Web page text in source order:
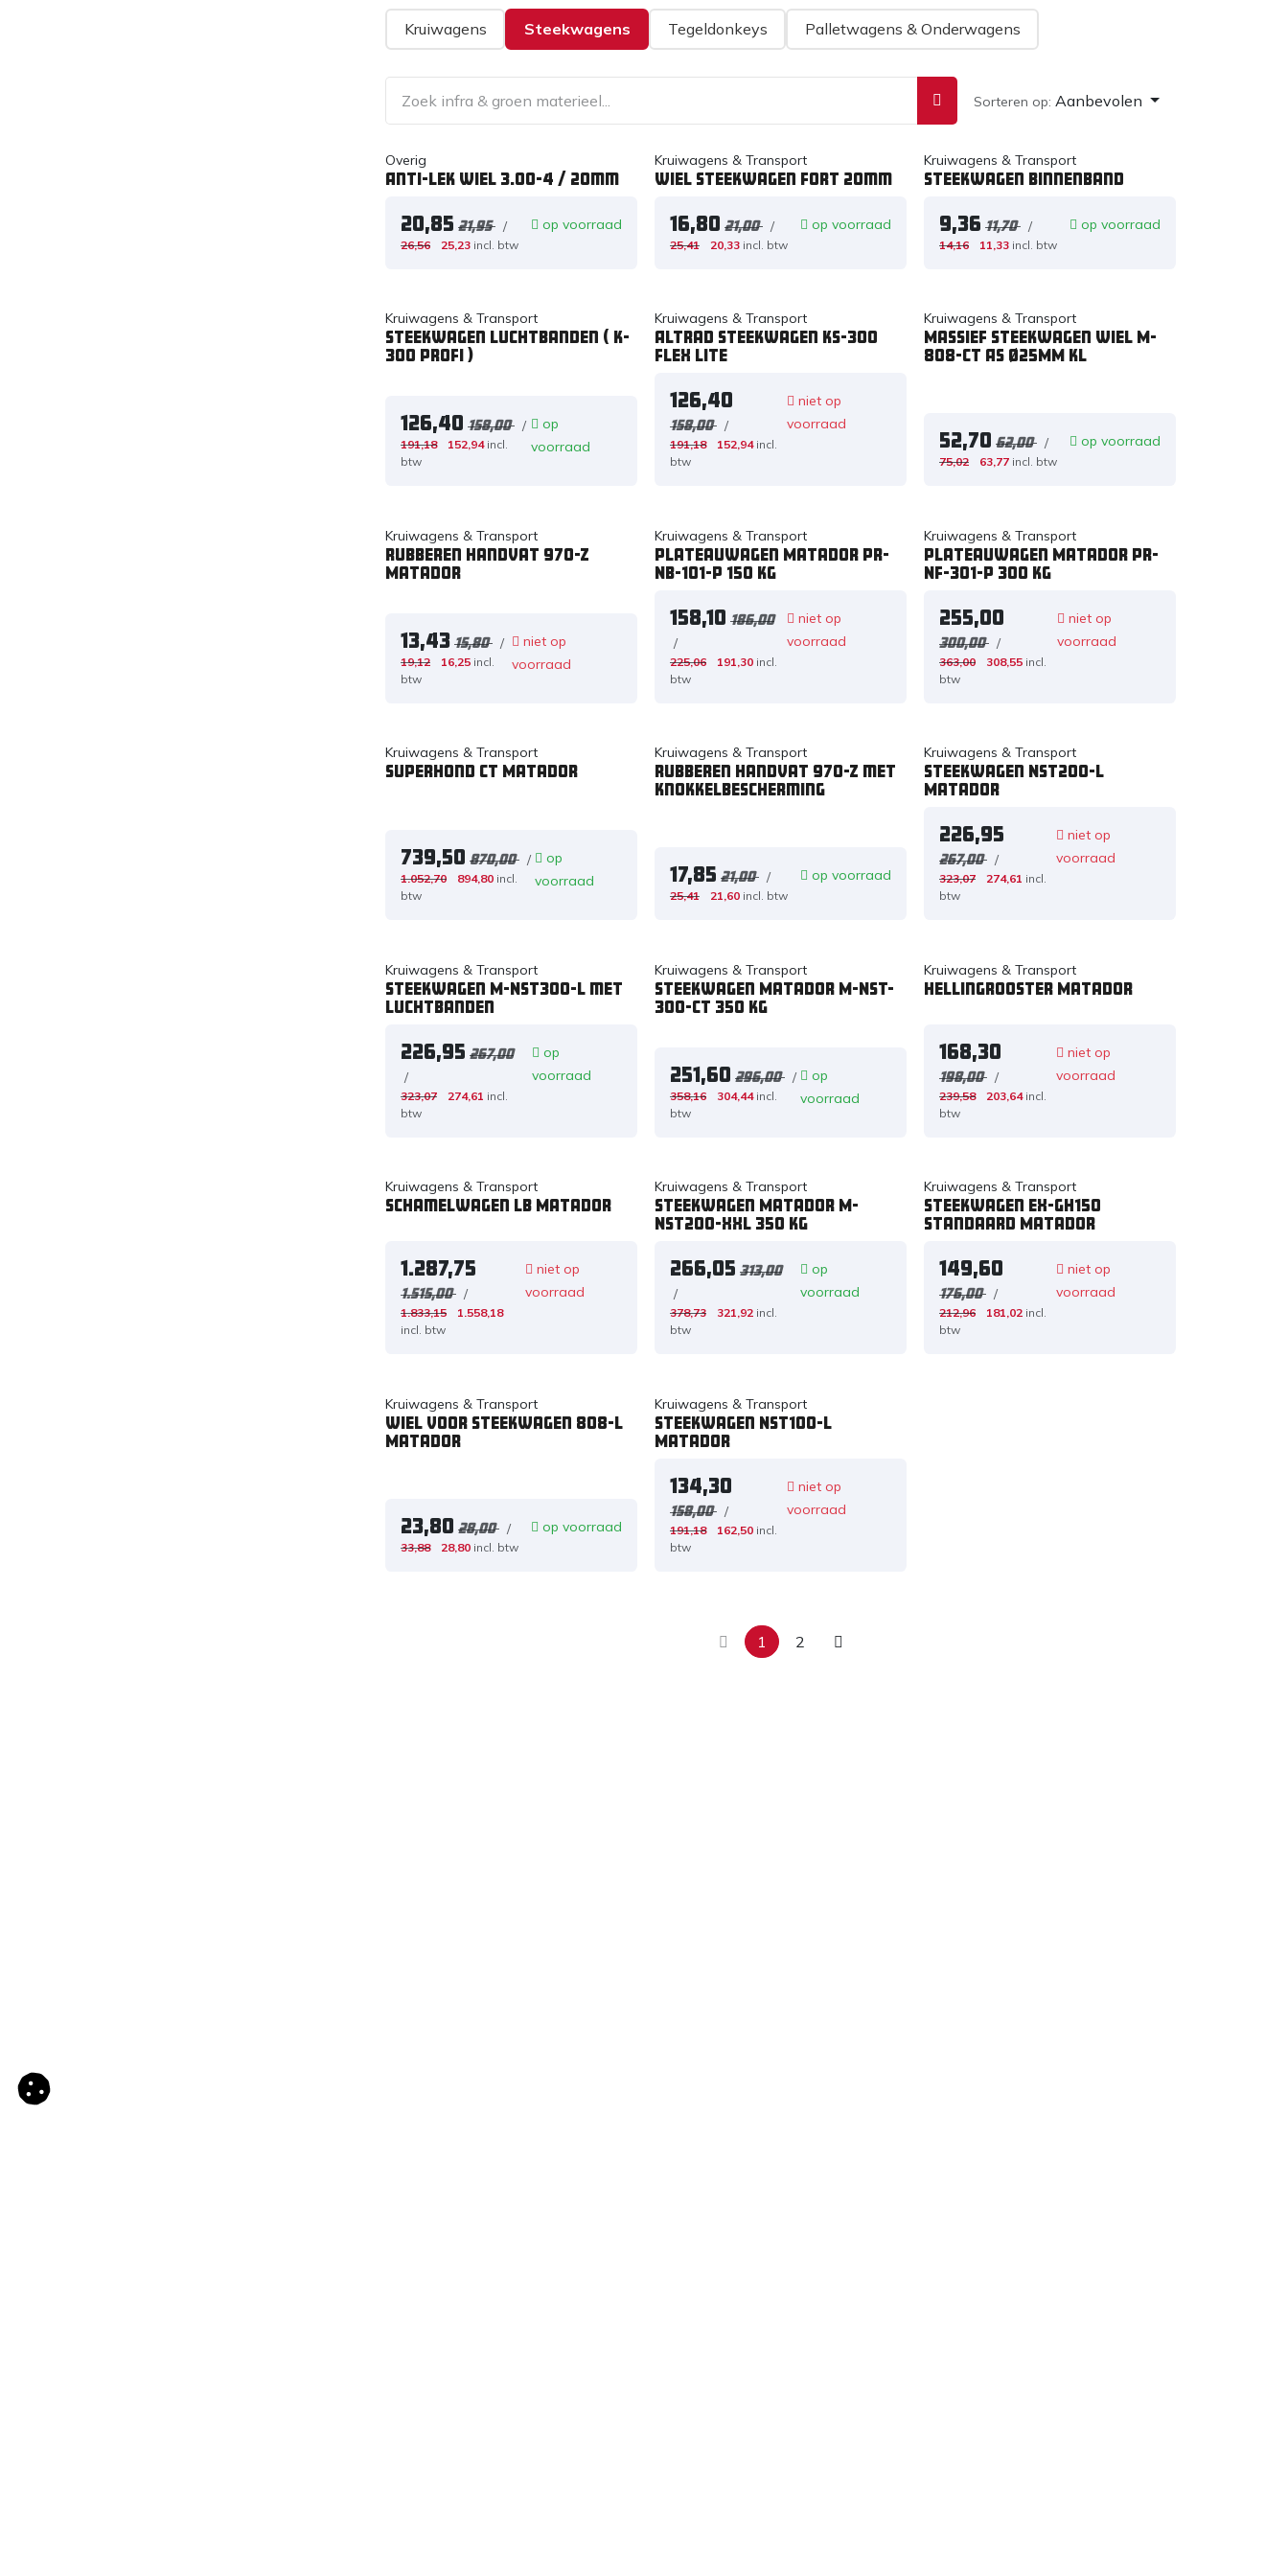
Kruiwagens Steekwagens Tegeldonkeys Palletwagens & Onderwagens
Sorteren op: Aanbevolen
Overig
Anti-lek wiel 3.00-4 / 20mm
20,85 21,95 /
26,56 25,23 incl. btw
op voorraad
Kruiwagens & Transport
Wiel steekwagen FORT 20mm
16,80 21,00 /
25,41 20,33 incl. btw
op voorraad
Kruiwagens & Transport
Steekwagen binnenband
9,36 11,70 /
14,16 11,33 incl. btw
op voorraad
Kruiwagens & Transport
Steekwagen luchtbanden ( K-
300 profi )
126,40 158,00 /
191,18 152,94 incl.
btw
op
voorraad
Kruiwagens & Transport
Altrad Steekwagen KS-300
Flex Lite
126,40
158,00 /
191,18 152,94 incl.
btw
niet op
voorraad
Kruiwagens & Transport
Massief steekwagen wiel M-
808-CT AS Ø25MM KL
52,70 62,00 /
75,02 63,77 incl. btw
op voorraad
Kruiwagens & Transport
Rubberen handvat 970-Z
Matador
13,43 15,80 /
19,12 16,25 incl.
btw
niet op
voorraad
Kruiwagens & Transport
Plateauwagen Matador PR-
NB-101-P 150 kg
158,10 186,00
/
225,06 191,30 incl.
btw
niet op
voorraad
Kruiwagens & Transport
Plateauwagen Matador PR-
NF-301-P 300 kg
255,00
300,00 /
363,00 308,55 incl.
btw
niet op
voorraad
Kruiwagens & Transport
Superhond CT Matador
739,50 870,00 /
1.052,70 894,80 incl.
btw
op
voorraad
Kruiwagens & Transport
Rubberen handvat 970-Z met
knokkelbescherming
17,85 21,00 /
25,41 21,60 incl. btw
op voorraad
Kruiwagens & Transport
Steekwagen NST200-L
Matador
226,95
267,00 /
323,07 274,61 incl.
btw
niet op
voorraad
Kruiwagens & Transport
Steekwagen M-NST300-L met
luchtbanden
226,95 267,00
/
323,07 274,61 incl.
btw
op
voorraad
Kruiwagens & Transport
Steekwagen Matador M-NST-
300-CT 350 kg
251,60 296,00 /
358,16 304,44 incl.
btw
op
voorraad
Kruiwagens & Transport
Hellingrooster Matador
168,30
198,00 /
239,58 203,64 incl.
btw
niet op
voorraad
Kruiwagens & Transport
Schamelwagen LB Matador
1.287,75
1.515,00 /
1.833,15
1.558,18
incl. btw
niet op
voorraad
Kruiwagens & Transport
Steekwagen Matador M-
NST200-XXL 350 kg
266,05 313,00
/
378,73 321,92 incl.
btw
op
voorraad
Kruiwagens & Transport
Steekwagen EX-GH150
standaard Matador
149,60
176,00 /
212,96 181,02 incl.
btw
niet op
voorraad
Kruiwagens & Transport
Wiel voor steekwagen 808-L
Matador
23,80 28,00 /
33,88 28,80 incl. btw
op voorraad
Kruiwagens & Transport
Steekwagen NST100-L
Matador
134,30
158,00 /
191,18 162,50 incl.
btw
niet op
voorraad
1 2